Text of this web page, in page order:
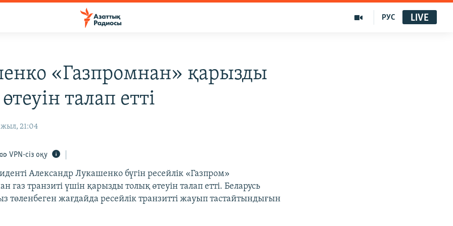
РУС LIVE
«Газпромнан» қарызды
талап етті
21:04
VPN-сіз оқу
Александр Лукашенко бүгін ресейлік «Газпром»
газ транзиті үшін қарызды толық өтеуін талап етті. Беларусь
төленбеген жағдайда ресейлік транзитті жауып тастайтындығын